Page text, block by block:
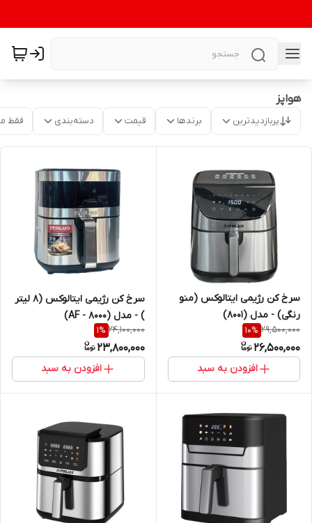
هواپز
پربازدیدترین برندها قیمت دسته‌بندی فقط
سرخ کن رژیمی ایتالوکس (منو
رنگی) - مدل (8001)
29,500,000
10%
26,500,000
افزودن به سبد
سرخ کن رژیمی ایتالوکس (۸ لیتر
) - مدل (AF - 8000)
24,100,000
1%
23,800,000
افزودن به سبد